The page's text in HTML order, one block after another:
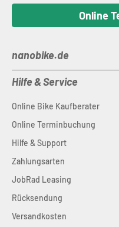
Online
nanobike.de
Hilfe & Service
Online Bike Kaufberater
Online Terminbuchung
Hilfe & Support
Zahlungsarten
JobRad Leasing
Rücksendung
Versandkosten